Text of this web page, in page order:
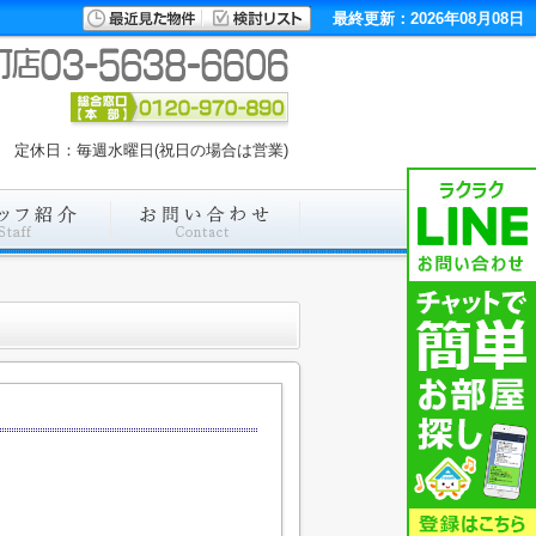
最終更新：2026年08月08日
休日：毎週水曜日(祝日の場合は営業)